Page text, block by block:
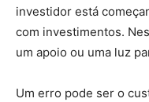
investidor está
com investimentos.
um apoio ou uma luz
Um erro pode ser o